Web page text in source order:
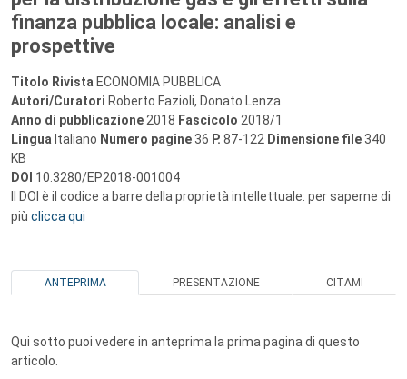
finanza pubblica locale: analisi e
prospettive
Titolo Rivista ECONOMIA PUBBLICA
Autori/Curatori Roberto Fazioli, Donato Lenza
Anno di pubblicazione 2018 Fascicolo 2018/1
Lingua Italiano Numero pagine 36 P. 87-122 Dimensione file 340
KB
DOI 10.3280/EP2018-001004
Il DOI è il codice a barre della proprietà intellettuale: per saperne di
più clicca qui
ANTEPRIMA PRESENTAZIONE CITAMI
Qui sotto puoi vedere in anteprima la prima pagina di questo
articolo.